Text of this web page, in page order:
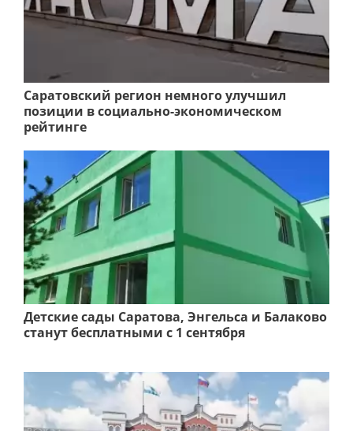
Саратовский регион немного улучшил
позиции в социально-экономическом
рейтинге
Детские сады Саратова, Энгельса и Балаково
станут бесплатными с 1 сентября